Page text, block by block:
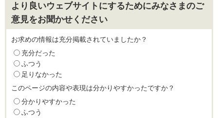
より良いウェブサイトにするためにみなさまのご
意見をお聞かせください
お求めの情報は充分掲載されていましたか？
充分だった
ふつう
足りなかった
このページの内容や表現は分かりやすかったですか？
分かりやすかった
ふつう